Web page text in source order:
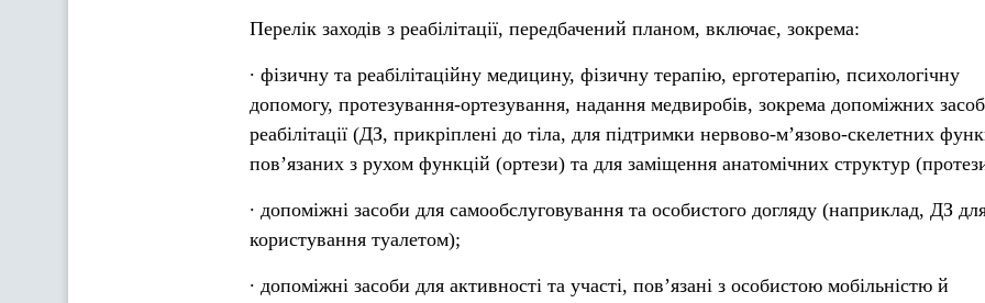
Перелік заходів з реабілітації, передбачений планом, включає, зокрема:
∙ фізичну та реабілітаційну медицину, фізичну терапію, ерготерапію, психологічну
допомогу, протезування-ортезування, надання медвиробів, зокрема допоміжних
реабілітації (ДЗ, прикріплені до тіла, для підтримки нервово-мʼязово-скелетних
повʼязаних з рухом функцій (ортези) та для заміщення анатомічних структур
∙ допоміжні засоби для самообслуговування та особистого догляду (наприклад, ДЗ
користування туалетом);
∙ допоміжні засоби для активності та участі, повʼязані з особистою мобільністю й